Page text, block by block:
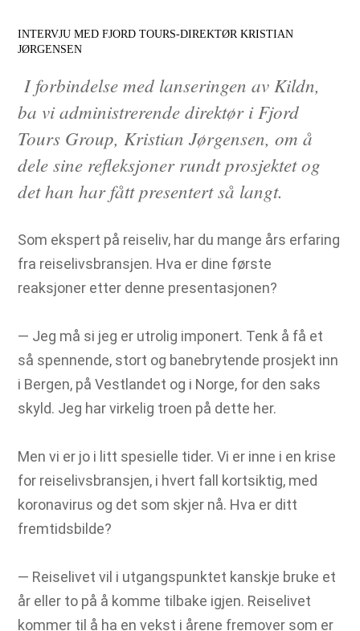
INTERVJU MED FJORD TOURS-DIREKTØR KRISTIAN
JØRGENSEN
I forbindelse med lanseringen av Kildn,
ba vi administrerende direktør i Fjord
Tours Group, Kristian Jørgensen, om å
dele sine refleksjoner rundt prosjektet og
det han har fått presentert så langt.
Som ekspert på reiseliv, har du mange års erfaring
fra reiselivsbransjen. Hva er dine første
reaksjoner etter denne presentasjonen?
― Jeg må si jeg er utrolig imponert. Tenk å få et
så spennende, stort og banebrytende prosjekt inn
i Bergen, på Vestlandet og i Norge, for den saks
skyld. Jeg har virkelig troen på dette her.
Men vi er jo i litt spesielle tider. Vi er inne i en krise
for reiselivsbransjen, i hvert fall kortsiktig, med
koronavirus og det som skjer nå. Hva er ditt
fremtidsbilde?
― Reiselivet vil i utgangspunktet kanskje bruke et
år eller to på å komme tilbake igjen. Reiselivet
kommer til å ha en vekst i årene fremover som er